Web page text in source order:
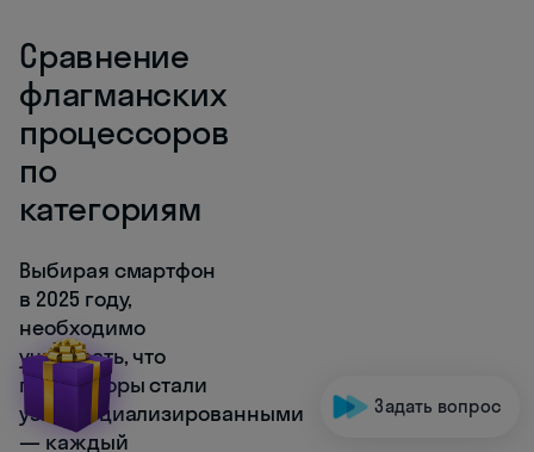
Сравнение
флагманских
процессоров
по
категориям
Выбирая смартфон
в 2025 году,
необходимо
учитывать, что
процессоры стали
узкоспециализированными
— каждый
Задать вопрос